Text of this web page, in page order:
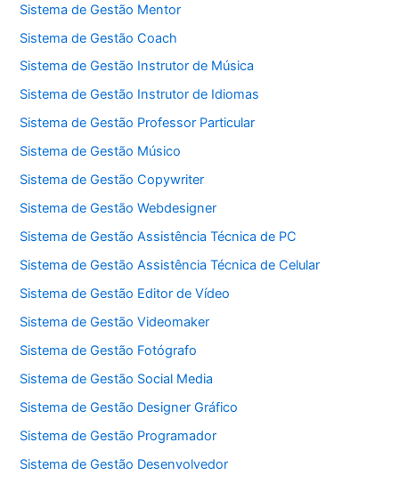
Sistema de Gestão Mentor
Sistema de Gestão Coach
Sistema de Gestão Instrutor de Música
Sistema de Gestão Instrutor de Idiomas
Sistema de Gestão Professor Particular
Sistema de Gestão Músico
Sistema de Gestão Copywriter
Sistema de Gestão Webdesigner
Sistema de Gestão Assistência Técnica de PC
Sistema de Gestão Assistência Técnica de Celular
Sistema de Gestão Editor de Vídeo
Sistema de Gestão Videomaker
Sistema de Gestão Fotógrafo
Sistema de Gestão Social Media
Sistema de Gestão Designer Gráfico
Sistema de Gestão Programador
Sistema de Gestão Desenvolvedor